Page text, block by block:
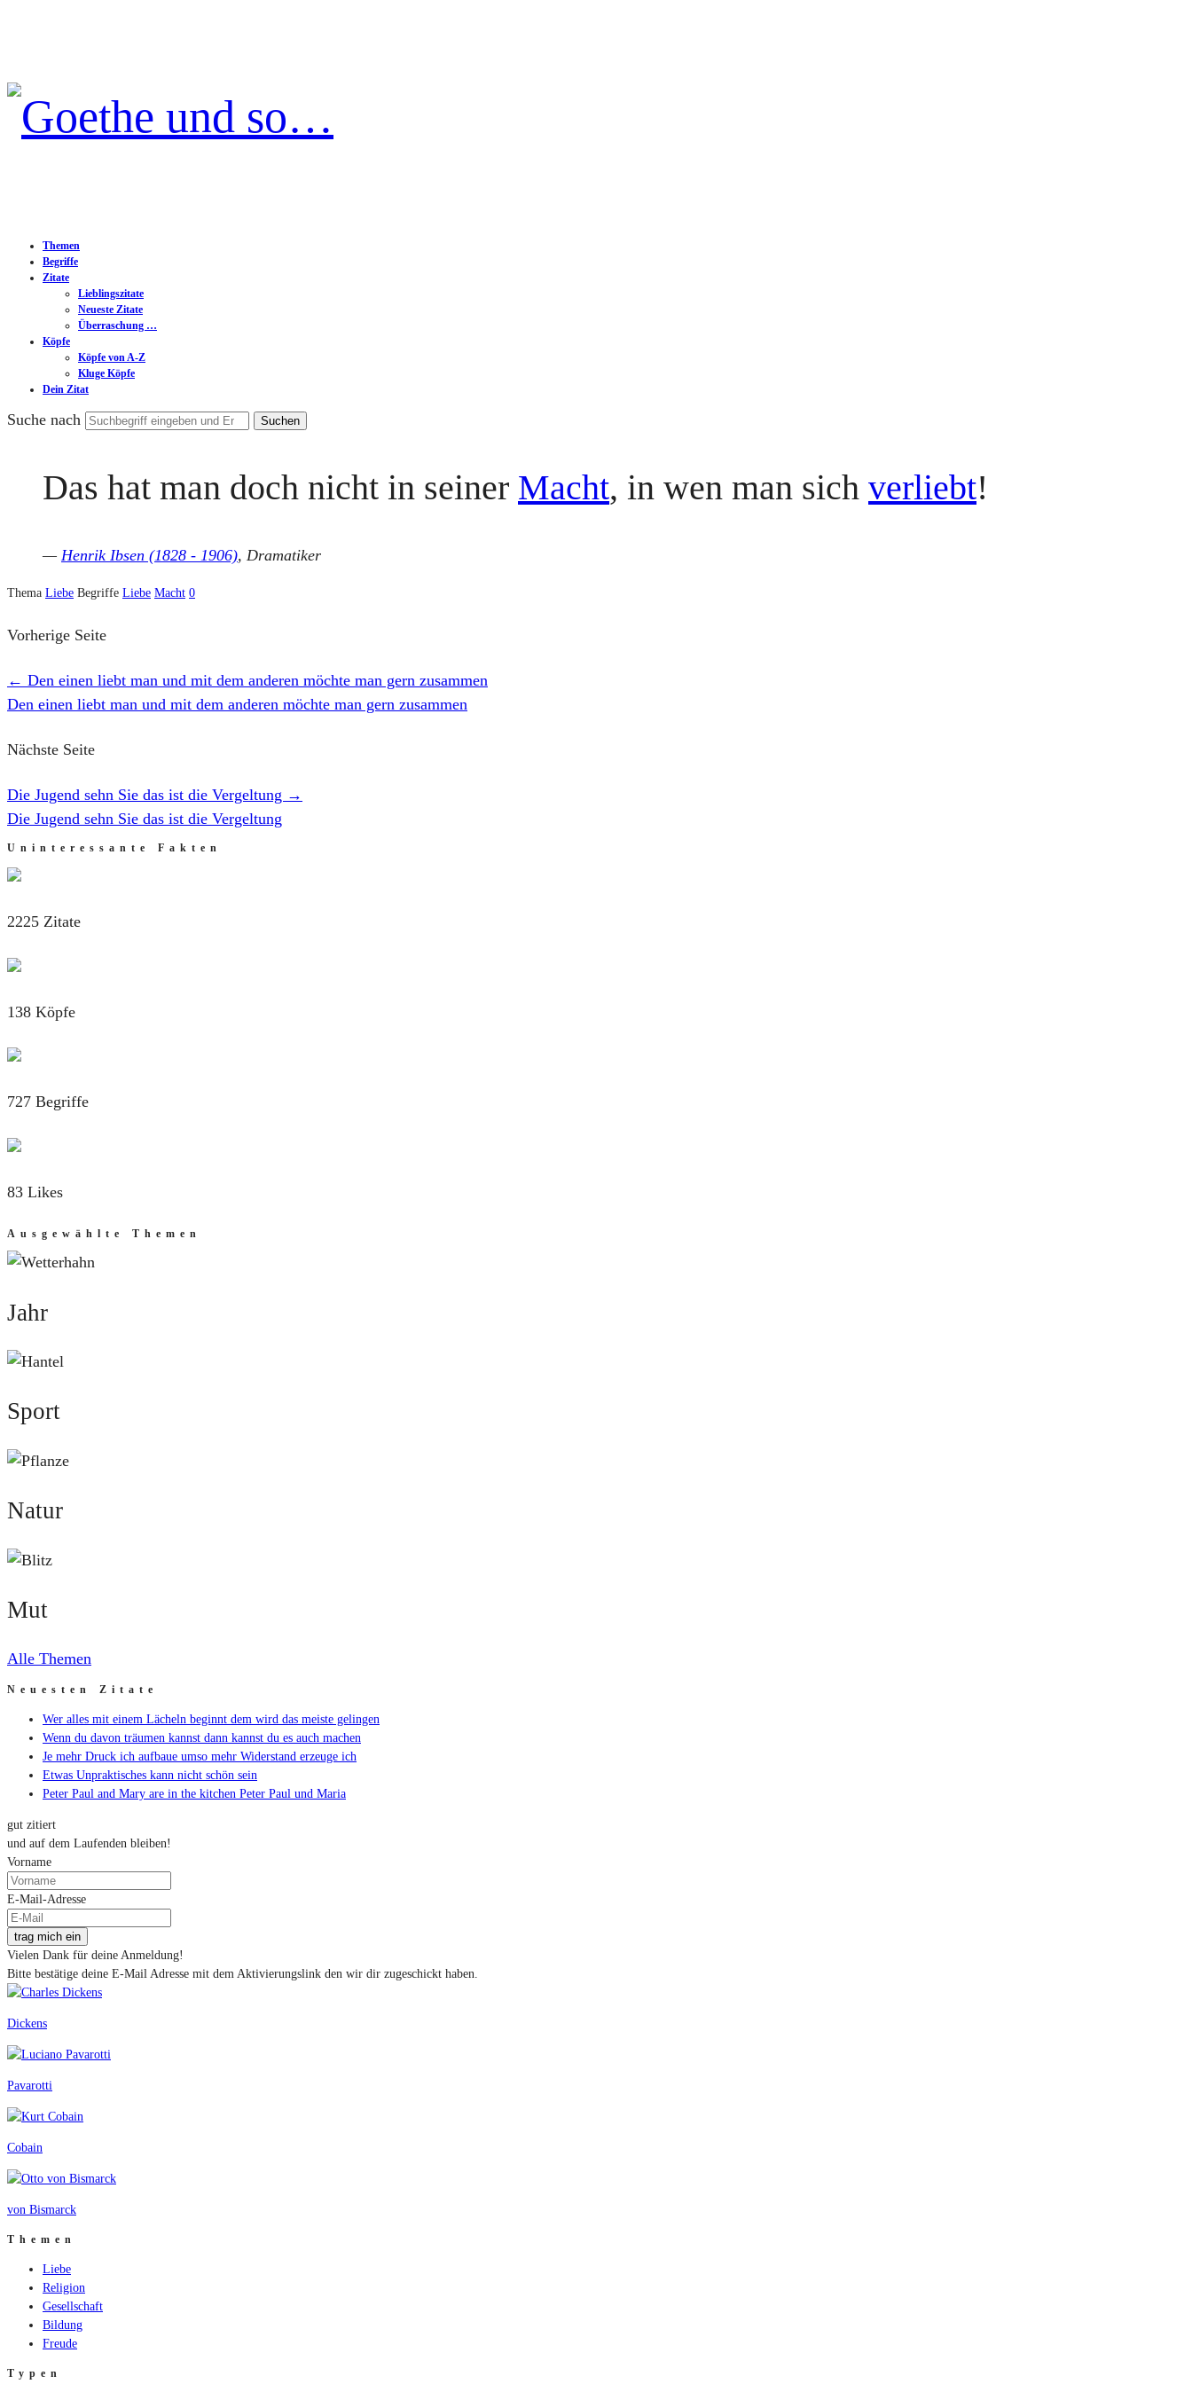
Goethe
so…
Themen
Begriffe
Zitate
Lieblingszitate
Neueste Zitate
Überraschung …
Köpfe
Köpfe von A-Z
Kluge Köpfe
Dein Zitat
Suche nach
Das hat man doch nicht in seiner Macht, in wen man sich verliebt!
— Henrik Ibsen (1828 - 1906), Dramatiker
Thema Liebe Begriffe Liebe Macht 0
Vorherige Seite
← Den einen liebt man und mit dem anderen möchte man gern zusammen
Den einen liebt man und mit dem anderen möchte man gern zusammen
Nächste Seite
Die Jugend sehn Sie das ist die Vergeltung →
Die Jugend sehn Sie das ist die Vergeltung
Uninteressante Fakten
2225 Zitate
138 Köpfe
727 Begriffe
83 Likes
Ausgewählte Themen
Jahr
Jahr
Sport
Sport
Natur
Natur
Mut
Mut
Alle Themen
Neuesten Zitate
Wer alles mit einem Lächeln beginnt dem wird das meiste gelingen
Wenn du davon träumen kannst dann kannst du es auch machen
Je mehr Druck ich aufbaue umso mehr Widerstand erzeuge ich
Etwas Unpraktisches kann nicht schön sein
Peter Paul and Mary are in the kitchen Peter Paul und Maria
gut zitiert
und auf dem Laufenden bleiben!
Vorname
E-Mail-Adresse
trag mich ein
Vielen Dank für deine Anmeldung!
Bitte bestätige deine E-Mail Adresse mit dem Aktivierungslink den wir dir zugeschickt haben.
Dickens
Pavarotti
Cobain
von Bismarck
Themen
Liebe
Religion
Gesellschaft
Bildung
Freude
Typen